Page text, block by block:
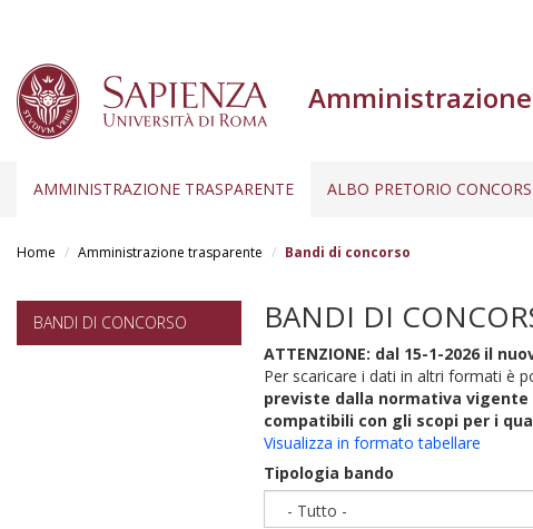
AMMINISTRAZIONE TRASPARENTE ALBO PRETORIO
Home Amministrazione trasparente Bandi di concorso
BANDI DI CONCORSO BANDI DI
ATTENZIONE: dal 15-1-2026 il
Per scaricare i dati in altri formati è
previste dalla normativa vigente
compatibili con gli scopi per i
Visualizza in formato tabellare
Tipologia bando
- Tutto -